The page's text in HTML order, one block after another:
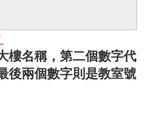
樓名稱，第二個數字代
後兩個數字則是教室號